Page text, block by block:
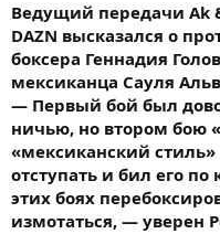
Ведущий передачи Ak
DAZN высказался о
боксера Геннадия
мексиканца Сауля
— Первый бой был
ничью, но втором бою
«мексиканский стиль»
отступать и бил его
этих боях
измотаться, — уверен